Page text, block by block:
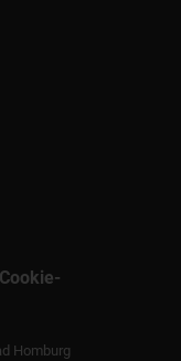
Cookie-
Homburg